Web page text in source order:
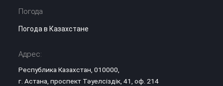
Погода
Погода в Казахстане
Адрес:
Республика Казахстан, 010000,
г. Астана, проспект Тәуелсіздік, 41, оф. 214